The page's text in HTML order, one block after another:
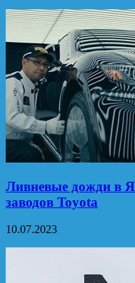
Ливневые дожди в
заводов Toyota
10.07.2023